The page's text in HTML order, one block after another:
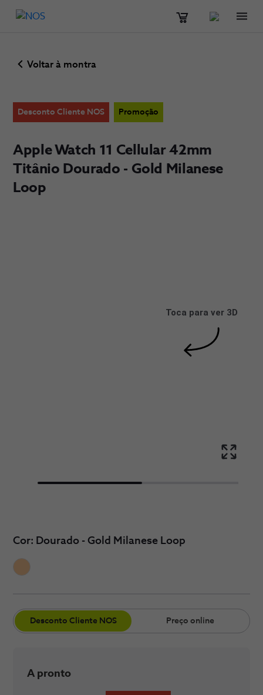
Voltar à montra
Desconto Cliente NOS Promoção
Apple Watch 11 Cellular 42mm
Titânio Dourado - Gold Milanese
Loop
Toca para ver 3D
Cor: Dourado - Gold Milanese Loop
​Desconto Cliente​​ NOS Preço online
A pronto